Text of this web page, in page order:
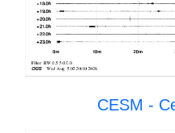
CESM -